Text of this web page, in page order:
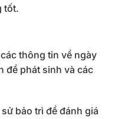
tốt.
thông tin về ngày
đề phát sinh và các
bảo trì để đánh giá